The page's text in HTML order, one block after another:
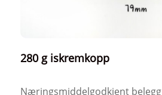
280 g iskremkopp
Næringsmiddelgodkjent belegg